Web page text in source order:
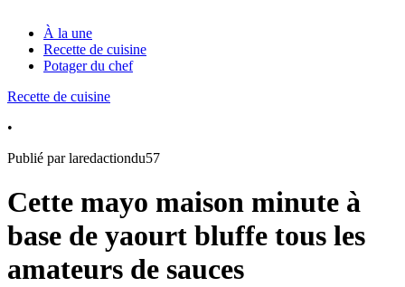
À la une
Recette de cuisine
Potager du chef
Recette de cuisine
•
Publié par laredactiondu57
Cette mayo maison minute à
base de yaourt bluffe tous les
amateurs de sauces